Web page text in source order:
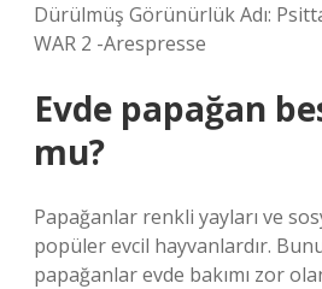
Dürülmüş Görünürlük Adı:
WAR 2 -Arespresse
Evde papağan
mu?
Papağanlar renkli yayları ve
popüler evcil hayvanlardır.
papağanlar evde bakımı zor